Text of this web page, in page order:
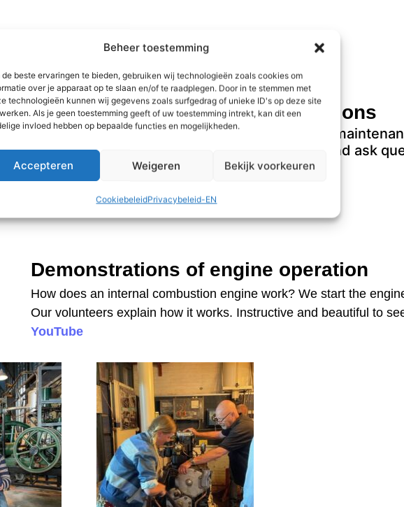
Beheer toestemming
de beste ervaringen te bieden, gebruiken wij technologieën zoals cookies om
over je apparaat op te slaan en/of te raadplegen. Door in te stemmen met
technologieën kunnen wij gegevens zoals surfgedrag of unieke ID's op deze site
Als je geen toestemming geeft of uw toestemming intrekt, kan dit een
invloed hebben op bepaalde functies en mogelijkheden.
Accepteren Weigeren Bekijk voorkeuren
CookiebeleidPrivacybeleid-EN
Demonstrations
Engine Maintenance Demonstrations
On Tuesdays, our volunteers take care of the
carry out any repairs. You can always watch and ask
works.
Demonstrations of engine operation
How does an internal combustion engine work? We start the
Our volunteers explain how it works. Instructive and beautiful to
YouTube